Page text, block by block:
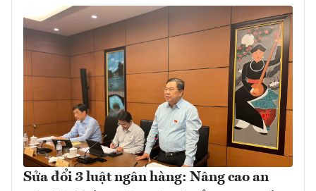
Sửa đổi 3 luật ngân hàng: Nâng cao an